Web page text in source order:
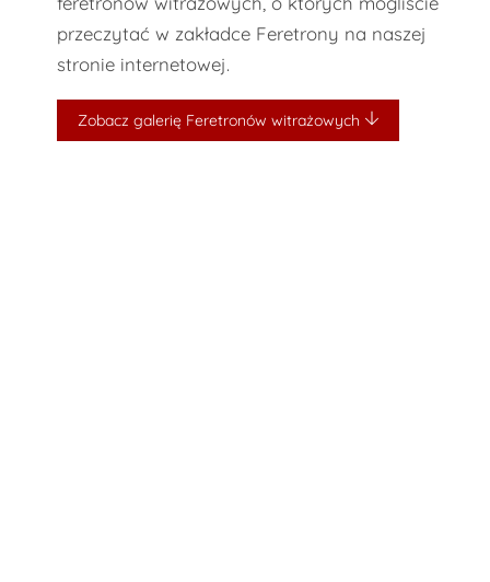
przeczytać w zakładce Feretrony na naszej
stronie internetowej.
Zobacz galerię Feretronów witrażowych